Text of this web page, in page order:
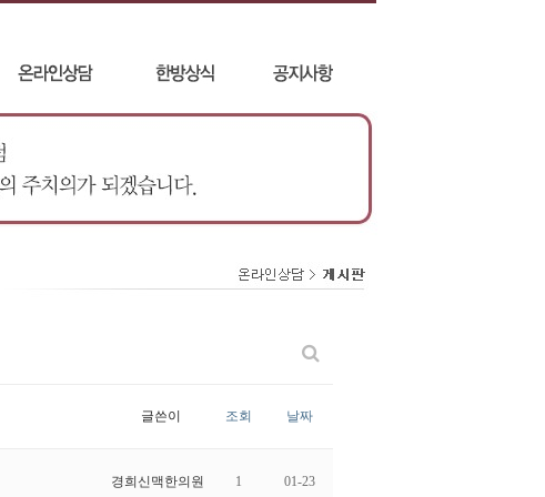
글쓴이 조회 날짜
경희신맥한의원 1 01-23